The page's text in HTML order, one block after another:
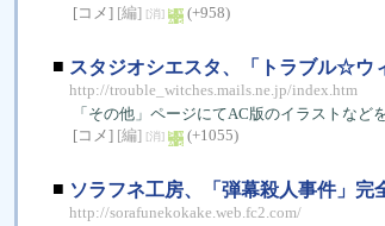
[コメ] [編] [消] (+958)
■ スタジオシエスタ、「トラブル☆ウ
http://trouble_witches.mails.ne.jp/index.htm
「その他」ページにてAC版のイラストなどを
[コメ] [編] [消] (+1055)
■ ソラフネ工房、「弾幕殺人事件」完
http://sorafunekokake.web.fc2.com/